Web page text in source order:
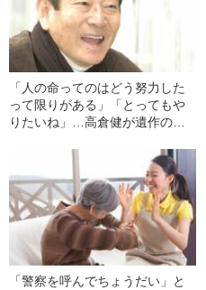
「人の命ってのはどう努力した
って限りがある」「とってもや
りたいね」…高倉健が遺作の撮
「警察を呼んでちょうだい」と